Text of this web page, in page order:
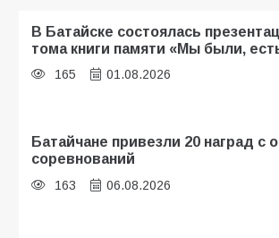
В Батайске состоялась
тома книги памяти «Мы были,
165 01.08.2026
Батайчане привезли 20 наград с
соревнований
163 06.08.2026